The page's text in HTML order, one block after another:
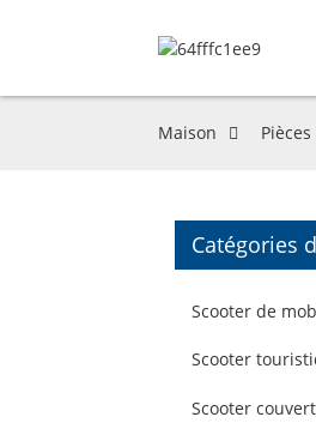
Maison
Catégories
Scooter de
Scooter
Scooter couvert